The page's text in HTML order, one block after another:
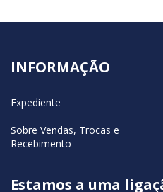
INFORMAÇÃO
Expediente
Sobre Vendas, Trocas e
Recebimento
Estamos a uma